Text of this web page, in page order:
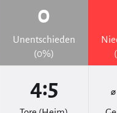
0
Unentschieden
(0%)
4:5 ⌀